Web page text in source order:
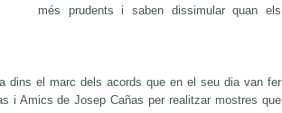
més prudents i saben dissimular quan els
dins el marc dels acords que en el seu dia van fer
i Amics de Josep Cañas per realitzar mostres que